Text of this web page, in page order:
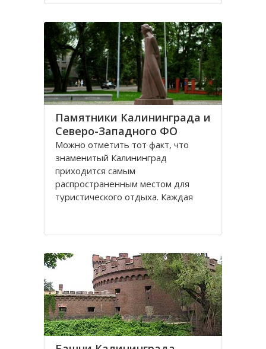
Санкт-Петербурге, поэтому летом
полноценно отдохнуть
Памятники Калининграда и
Северо-Западного ФО
Можно отметить тот факт, что
знаменитый Калининград
приходится самым
распространенным местом для
туристического отдыха. Каждая
притягивает, усиливает желание
привлекательное место. Здесь
представлены прекрасные